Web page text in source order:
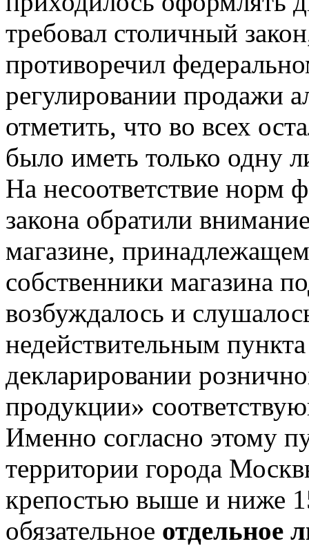
требовал столичный
противоречил
регулировании продажи
отметить, что во всех
было иметь только одну
На несоответствие норм
закона обратили
магазине,
собственники магазина
возбуждалось и
недействительным
декларировании
продукции»
Именно согласно этому
территории города
крепостью выше и ниже
обязательное отдельное